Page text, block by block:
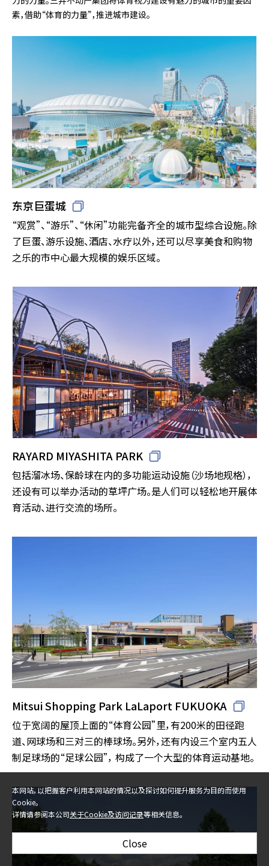
素，借助“体育的力量”，推进城市建设。
东京巨蛋城
“观赏”、“游乐”、“休闲”功能完备齐全的城市型综合设施。除
了巨蛋、游乐设施、酒店、水疗以外，还可以尽享美食和购物
之乐的市中心最大规模的娱乐区域。
RAYARD MIYASHITA PARK
包括溜冰场、保龄球在内的多功能运动设施（沙场地规格），
还设有可以举办活动的草坪广场。是人们可以轻松地开展体
育活动、进行交流的场所。
Mitsui Shopping Park LaLaport FUKUOKA
位于宽阔的屋顶上面的“体育公园”里，有200米的田径跑
道、网球场和三对三的棒球场。另外，还有内设三个室内五人
制足球场的“足球公园”， 构成了一个大型的体育运动基地。
本网站，以把握客户利用本网站的情况以及探讨如何提升服务为目的而使用
Cookie。
详情请参阅本公司关于Cookie及访问记录等相关信息。
Close